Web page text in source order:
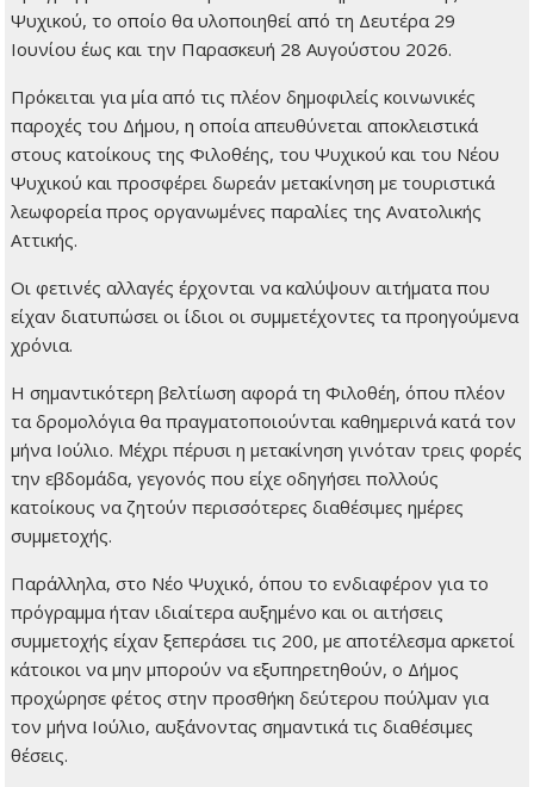
Ψυχικού, το οποίο θα υλοποιηθεί από τη Δευτέρα 29
Ιουνίου έως και την Παρασκευή 28 Αυγούστου 2026.
Πρόκειται για μία από τις πλέον δημοφιλείς κοινωνικές
παροχές του Δήμου, η οποία απευθύνεται αποκλειστικά
στους κατοίκους της Φιλοθέης, του Ψυχικού και του Νέου
Ψυχικού και προσφέρει δωρεάν μετακίνηση με τουριστικά
λεωφορεία προς οργανωμένες παραλίες της Ανατολικής
Αττικής.
Οι φετινές αλλαγές έρχονται να καλύψουν αιτήματα που
είχαν διατυπώσει οι ίδιοι οι συμμετέχοντες τα προηγούμενα
χρόνια.
Η σημαντικότερη βελτίωση αφορά τη Φιλοθέη, όπου πλέον
τα δρομολόγια θα πραγματοποιούνται καθημερινά κατά τον
μήνα Ιούλιο. Μέχρι πέρυσι η μετακίνηση γινόταν τρεις φορές
την εβδομάδα, γεγονός που είχε οδηγήσει πολλούς
κατοίκους να ζητούν περισσότερες διαθέσιμες ημέρες
συμμετοχής.
Παράλληλα, στο Νέο Ψυχικό, όπου το ενδιαφέρον για το
πρόγραμμα ήταν ιδιαίτερα αυξημένο και οι αιτήσεις
συμμετοχής είχαν ξεπεράσει τις 200, με αποτέλεσμα αρκετοί
κάτοικοι να μην μπορούν να εξυπηρετηθούν, ο Δήμος
προχώρησε φέτος στην προσθήκη δεύτερου πούλμαν για
τον μήνα Ιούλιο, αυξάνοντας σημαντικά τις διαθέσιμες
θέσεις.